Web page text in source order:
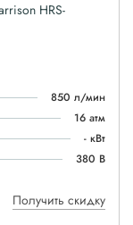
HRS-
850 л/мин
16 атм
- кВт
380 В
Получить скидку